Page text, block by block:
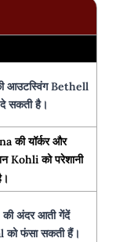
आउटस्विंग Bethell
सकती है।
की यॉर्कर और
Kohli को परेशानी
अंदर आती गेंदें
को फंसा सकती हैं।